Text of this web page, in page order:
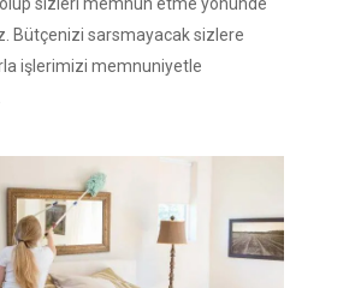
Bütçenizi sarsmayacak sizlere
işlerimizi memnuniyetle